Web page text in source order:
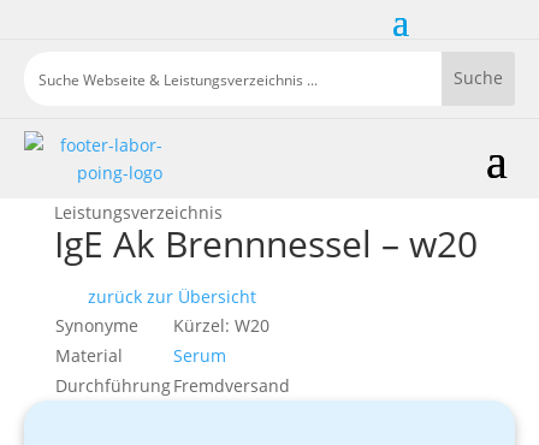
Leistungsverzeichnis
IgE Ak Brennnessel – w20
zurück zur Übersicht
Synonyme
Kürzel: W20
Material
Serum
DurchführungFremdversand